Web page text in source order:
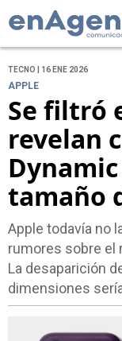
TECNO | 16 ENE 2026
APPLE
Se filtró
revelan
tamaño
Apple todavía no
rumores sobre el
La desaparición
dimensiones